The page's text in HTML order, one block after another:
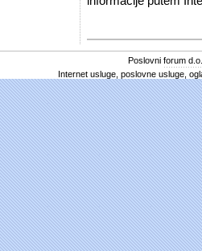
Poslovni forum
Internet usluge, poslovne usluge,